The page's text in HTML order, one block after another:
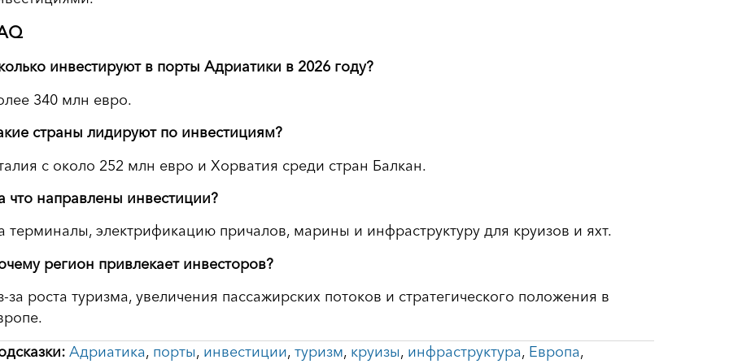
инвестируют в порты Адриатики в 2026 году?
340 млн евро.
страны лидируют по инвестициям?
с около 252 млн евро и Хорватия среди стран Балкан.
что направлены инвестиции?
терминалы, электрификацию причалов, марины и инфраструктуру для круизов и яхт.
регион привлекает инвесторов?
за роста туризма, увеличения пассажирских потоков и стратегического положения в
Адриатика, порты, инвестиции, туризм, круизы, инфраструктура, Европа,